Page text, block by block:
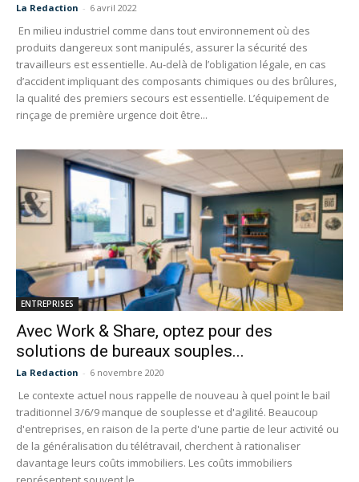
La Redaction - 6 avril 2022
En milieu industriel comme dans tout environnement où des
produits dangereux sont manipulés, assurer la sécurité des
travailleurs est essentielle. Au-delà de l’obligation légale, en cas
d’accident impliquant des composants chimiques ou des brûlures,
la qualité des premiers secours est essentielle. L’équipement de
rinçage de première urgence doit être...
ENTREPRISES
Avec Work & Share, optez pour des
solutions de bureaux souples...
La Redaction - 6 novembre 2020
Le contexte actuel nous rappelle de nouveau à quel point le bail
traditionnel 3/6/9 manque de souplesse et d'agilité. Beaucoup
d'entreprises, en raison de la perte d'une partie de leur activité ou
de la généralisation du télétravail, cherchent à rationaliser
davantage leurs coûts immobiliers. Les coûts immobiliers